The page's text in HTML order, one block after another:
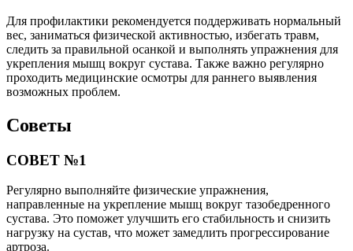
Для профилактики рекомендуется поддерживать нормальный
вес, заниматься физической активностью, избегать травм,
следить за правильной осанкой и выполнять упражнения для
укрепления мышц вокруг сустава. Также важно регулярно
проходить медицинские осмотры для раннего выявления
возможных проблем.
Советы
СОВЕТ №1
Регулярно выполняйте физические упражнения,
направленные на укрепление мышц вокруг тазобедренного
сустава. Это поможет улучшить его стабильность и снизить
нагрузку на сустав, что может замедлить прогрессирование
артроза.